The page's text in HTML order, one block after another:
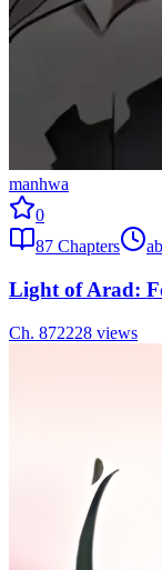
manhwa
0
87 Chapters
Light of Arad:
Ch. 872228 views